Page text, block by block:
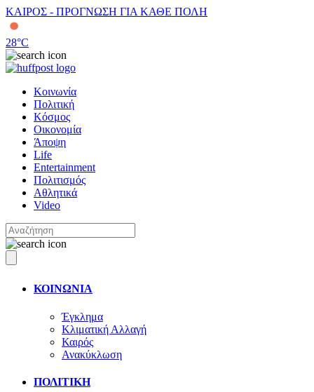
ΚΑΙΡΟΣ - ΠΡΟΓΝΩΣΗ ΓΙΑ ΚΑΘΕ ΠΟΛΗ
28°C
Κοινωνία
Πολιτική
Κόσμος
Οικονομία
Άποψη
Life
Entertainment
Πολιτισμός
Αθλητικά
Video
ΚΟΙΝΩΝΙΑ
Έγκλημα
Κλιματική Αλλαγή
Καιρός
Ανακύκλωση
ΠΟΛΙΤΙΚΗ